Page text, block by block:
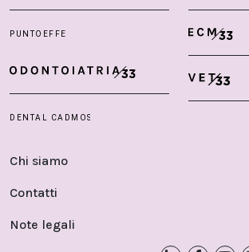
Chi siamo
Contatti
Note legali